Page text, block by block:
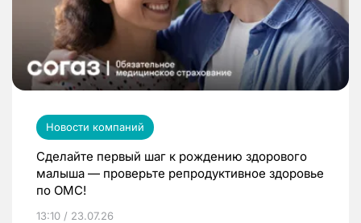
Новости компаний
Сделайте первый шаг к рождению здорового
малыша — проверьте репродуктивное здоровье
по ОМС!
13:10 / 23.07.26